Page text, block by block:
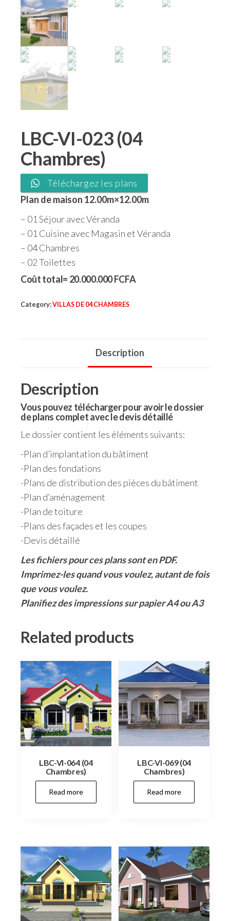
LBC-VI-023 (04
Chambres)
Téléchargez les plans
Plan de maison 12.00m×12.00m
– 01 Séjour avec Véranda
– 01 Cuisine avec Magasin et Véranda
– 04 Chambres
– 02 Toilettes
Coût total= 20.000.000 FCFA
Category:VILLAS DE 04 CHAMBRES
Description
Description
Vous pouvez télécharger pour avoir le dossier
de plans complet avec le devis détaillé
Le dossier contient les éléments suivants:
-Plan d’implantation du bâtiment
-Plan des fondations
-Plans de distribution des pièces du bâtiment
-Plan d’aménagement
-Plan de toiture
-Plans des façades et les coupes
-Devis détaillé
Les fichiers pour ces plans sont en PDF.
Imprimez-les quand vous voulez, autant de fois
que vous voulez.
Planifiez des impressions sur papier A4 ou A3
Related products
LBC-VI-064 (04
Chambres)
Read more
LBC-VI-069 (04
Chambres)
Read more